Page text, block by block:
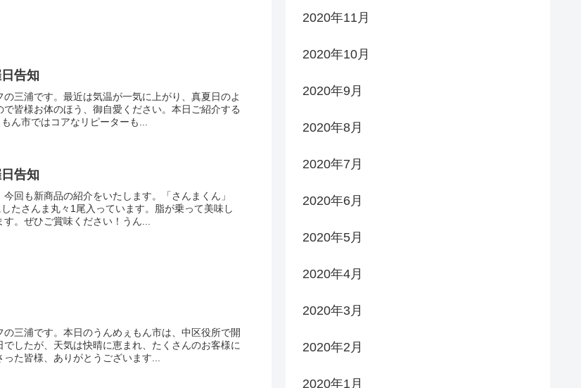
告知
三浦です。最近は気温が一気に上がり、真夏日のよ
皆様お体のほう、御自愛ください。本日ご紹介する
ん市ではコアなリピーターも...
告知
今回も新商品の紹介をいたします。「さんまくん」
たさんま丸々1尾入っています。脂が乗って美味し
。ぜひご賞味ください！うん...
三浦です。本日のうんめぇもん市は、中区役所で開
したが、天気は快晴に恵まれ、たくさんのお客様に
た皆様、ありがとうございます...
2020年11月
2020年10月
2020年9月
2020年8月
2020年7月
2020年6月
2020年5月
2020年4月
2020年3月
2020年2月
2020年1月